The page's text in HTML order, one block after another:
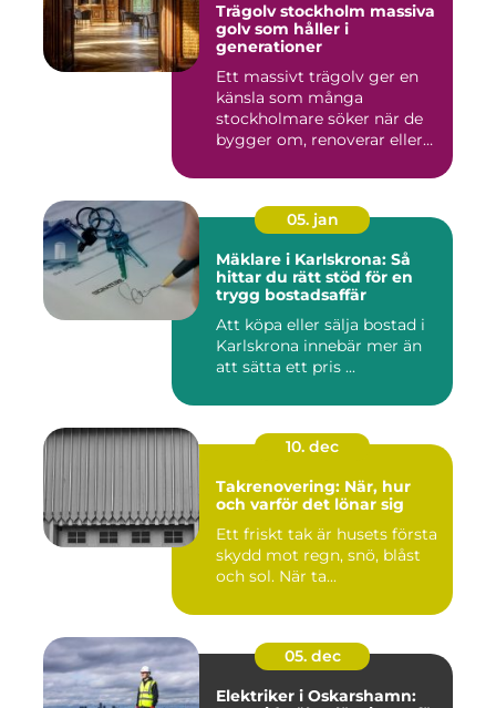
Trägolv stockholm massiva
golv som håller i
generationer
Ett massivt trägolv ger en
känsla som många
stockholmare söker när de
bygger om, renoverar eller
05. jan
Mäklare i Karlskrona: Så
hittar du rätt stöd för en
trygg bostadsaffär
Att köpa eller sälja bostad i
Karlskrona innebär mer än
att sätta ett pris ...
10. dec
Takrenovering: När, hur
och varför det lönar sig
Ett friskt tak är husets första
skydd mot regn, snö, blåst
och sol. När ta...
05. dec
Elektriker i Oskarshamn: